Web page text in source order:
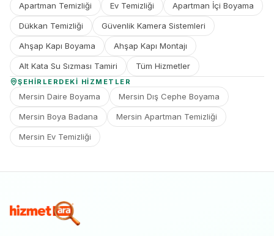
Apartman Temizliği Ev Temizliği Apartman İçi Boyama
Dükkan Temizliği Güvenlik Kamera Sistemleri
Ahşap Kapı Boyama Ahşap Kapı Montajı
Alt Kata Su Sızması Tamiri Tüm Hizmetler
ŞEHIRLERDEKI HIZMETLER
Mersin Daire Boyama Mersin Dış Cephe Boyama
Mersin Boya Badana Mersin Apartman Temizliği
Mersin Ev Temizliği